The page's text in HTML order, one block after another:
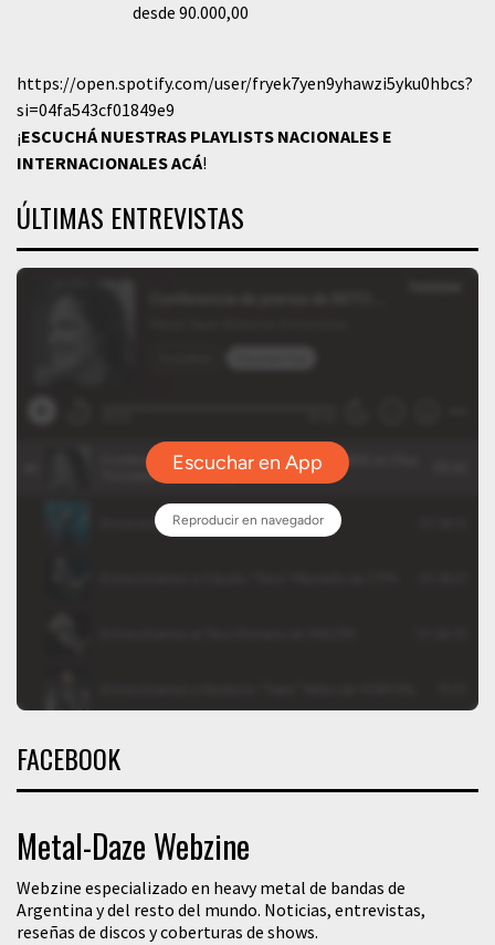
desde 90.000,00
https://open.spotify.com/user/fryek7yen9yhawzi5yku0hbcs?
si=04fa543cf01849e9
¡ESCUCHÁ NUESTRAS PLAYLISTS NACIONALES E
INTERNACIONALESACÁ!
ÚLTIMAS ENTREVISTAS
FACEBOOK
Metal-Daze Webzine
Webzine especializado en heavy metal de bandas de
Argentina y del resto del mundo. Noticias, entrevistas,
reseñas de discos y coberturas de shows.